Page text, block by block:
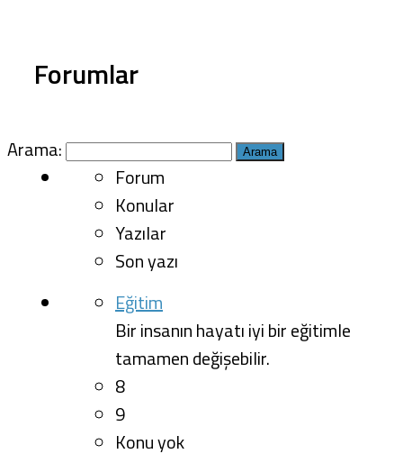
Forumlar
Arama:
Forum
Konular
Yazılar
Son yazı
Eğitim
Bir insanın hayatı iyi bir eğitimle
tamamen değişebilir.
8
9
Konu yok